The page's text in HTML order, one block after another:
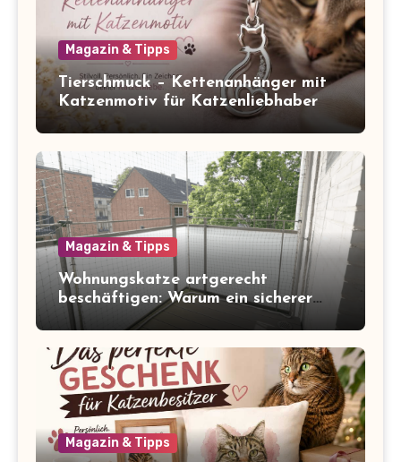
Magazin & Tipps
Tierschmuck – Kettenanhänger mit
Katzenmotiv für Katzenliebhaber
Magazin & Tipps
Wohnungskatze artgerecht
beschäftigen: Warum ein sicherer
Balkon zum Freigang dazugehört
Magazin & Tipps